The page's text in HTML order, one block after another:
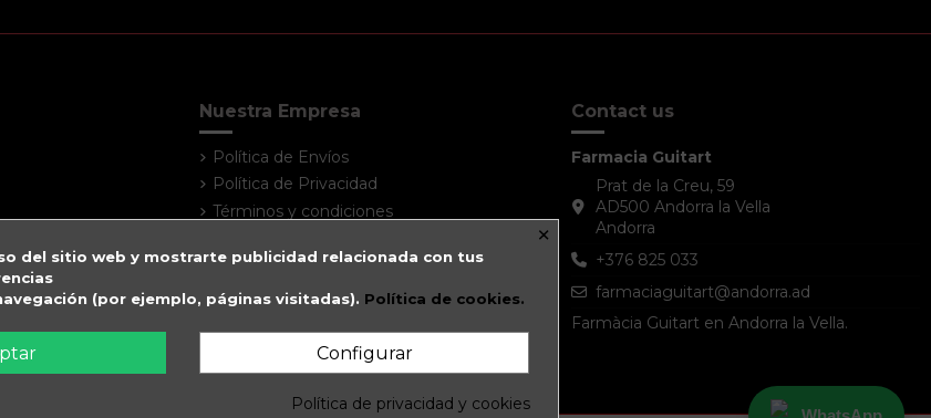
Nuestra Empresa
Política de Envíos
Política de Privacidad
Términos y condiciones
Contacte con nosotros
Mapa del sitio
Contact us
Farmacia Guitart
Prat de la Creu, 59
AD500 Andorra la Vella
Andorra
+376 825 033
farmaciaguitart@andorra.ad
Farmàcia Guitart en Andorra la Vella.
×
del sitio web y mostrarte publicidad relacionada con tus
(por ejemplo, páginas visitadas). Política de cookies.
Configurar
Política de privacidad y cookies